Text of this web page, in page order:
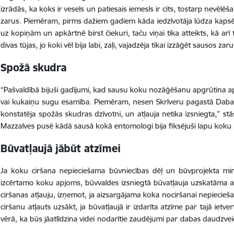
izrādās, ka koks ir vesels un patiesais iemesls ir cits, tostarp
zarus. Piemēram, pirms dažiem gadiem kāda iedzīvotāja lūdza
uz kopiņām un apkārtnē birst čiekuri, taču viņai tika atteikts, kā arī
divas tūjas, jo koki vēl bija labi, zaļi, vajadzēja tikai izzāģēt sausos
Spožā skudra
“Pašvaldībā bijuši gadījumi, kad sausu koku nozāģēšanu apgrūtina
vai kukaiņu sugu esamība. Piemēram, nesen Skrīveru pagastā
konstatēja spožās skudras dzīvotni, un atļauja netika izsniegta,”
Mazzalves pusē kādā sausā kokā entomologi bija fiksējuši lapu
Būvatļaujā jābūt atzīmei
Ja koku ciršana nepieciešama būvniecības dēļ un būvprojekta
izcērtamo koku apjoms, būvvaldes izsniegtā būvatļauja
ciršanas atļauju, izņemot, ja aizsargājama koka nociršanai
ciršanu atļauts uzsākt, ja būvatļaujā ir izdarīta atzīme par tajā
vērā, ka būs jāatlīdzina videi nodarītie zaudējumi par dabas